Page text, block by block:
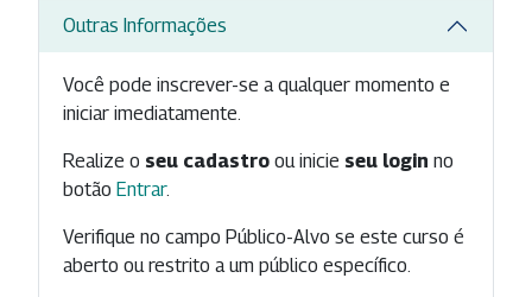
Outras Informações
Você pode inscrever-se a qualquer momento e
iniciar imediatamente.
Realize o seu cadastro ou inicie seu login no
botão Entrar.
Verifique no campo Público-Alvo se este curso é
aberto ou restrito a um público específico.